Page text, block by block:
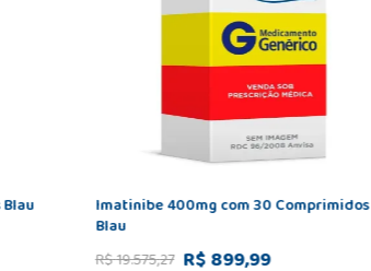
Imatinibe 400mg com 30 Comprimidos
Blau
R$19.575,27 R$ 899,99